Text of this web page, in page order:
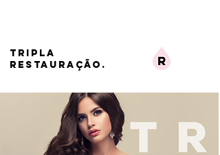
TRIPLA
RESTAURAÇÃO.